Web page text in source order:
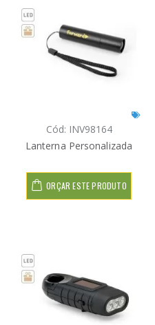
Cód: INV98164
Lanterna Personalizada
ORÇAR ESTE PRODUTO